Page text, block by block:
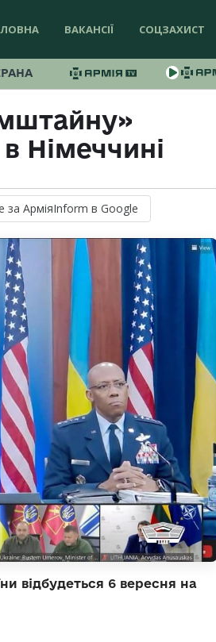
ВАКАНСІЇ СОЦЗАХИСТ
Німеччині
за АрміяInform в Google
відбудеться 6 вересня на